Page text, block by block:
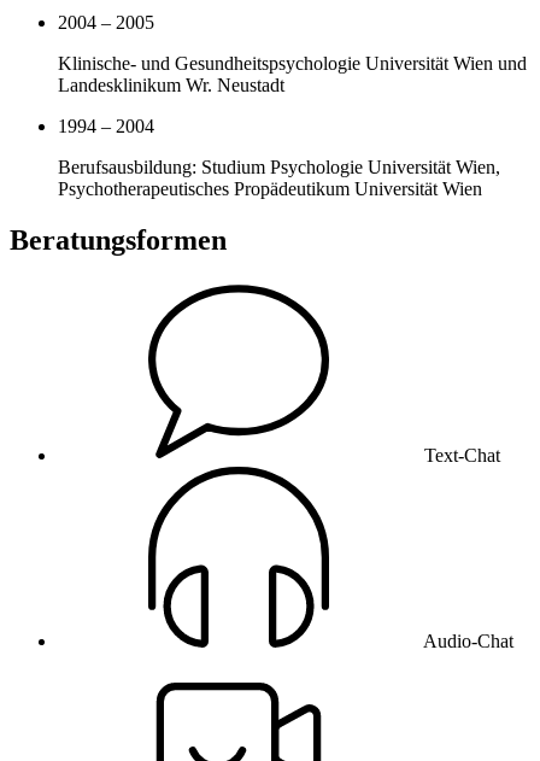
2004 – 2005
Klinische- und Gesundheitspsychologie Universität Wien und
Landesklinikum Wr. Neustadt
1994 – 2004
Berufsausbildung: Studium Psychologie Universität Wien,
Psychotherapeutisches Propädeutikum Universität Wien
Beratungsformen
Text-Chat
Audio-Chat